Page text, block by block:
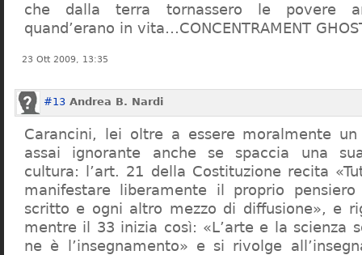
che dalla terra tornassero le povere
quand’erano in vita…CONCENTRAMENT
23 Ott 2009, 13:35
#13 Andrea B. Nardi
Carancini, lei oltre a essere moralmente
assai ignorante anche se spaccia una
cultura: l’art. 21 della Costituzione recita
manifestare liberamente il proprio
scritto e ogni altro mezzo di diffusione», e
mentre il 33 inizia così: «L’arte e la scienza
ne è l’insegnamento» e si rivolge